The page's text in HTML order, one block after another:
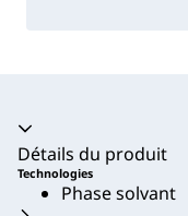
Accordéon fermé
Détails du produit
Technologies
Phase solvant